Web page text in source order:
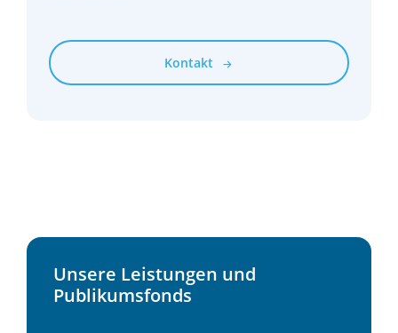
Kontakt
Unsere Leistungen und
Publikumsfonds